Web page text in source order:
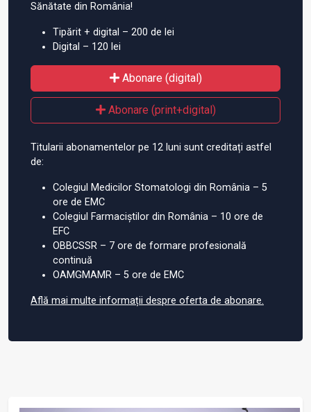
Sănătate din România!
Tipărit + digital – 200 de lei
Digital – 120 lei
Abonare (digital)
Abonare (print+digital)
Titularii abonamentelor pe 12 luni sunt creditați astfel
de:
Colegiul Medicilor Stomatologi din România – 5
ore de EMC
Colegiul Farmaciștilor din România – 10 ore de
EFC
OBBCSSR – 7 ore de formare profesională
continuă
OAMGMAMR – 5 ore de EMC
Află mai multe informații despre oferta de abonare.